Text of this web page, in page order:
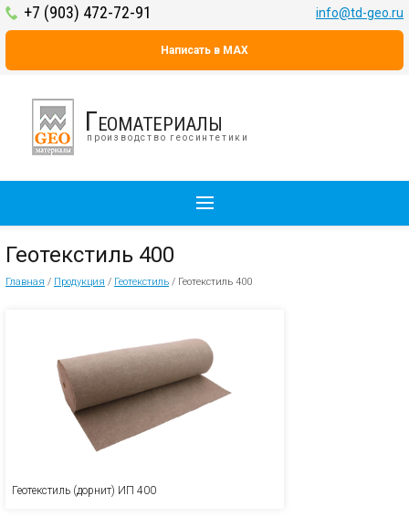
+7 (903) 472-72-91 info@td-geo.ru
Написать в MAX
Геоматериалы
производство геосинтетики
Геотекстиль 400
Главная / Продукция / Геотекстиль / Геотекстиль 400
Геотекстиль (дорнит) ИП 400